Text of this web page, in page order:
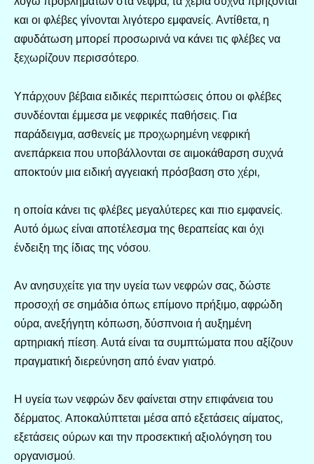
και οι φλέβες γίνονται λιγότερο εμφανείς. Αντίθετα, η
αφυδάτωση μπορεί προσωρινά να κάνει τις φλέβες να
ξεχωρίζουν περισσότερο.
Υπάρχουν βέβαια ειδικές περιπτώσεις όπου οι φλέβες
συνδέονται έμμεσα με νεφρικές παθήσεις. Για
παράδειγμα, ασθενείς με προχωρημένη νεφρική
ανεπάρκεια που υποβάλλονται σε αιμοκάθαρση συχνά
αποκτούν μια ειδική αγγειακή πρόσβαση στο χέρι,
η οποία κάνει τις φλέβες μεγαλύτερες και πιο εμφανείς.
Αυτό όμως είναι αποτέλεσμα της θεραπείας και όχι
ένδειξη της ίδιας της νόσου.
Αν ανησυχείτε για την υγεία των νεφρών σας, δώστε
προσοχή σε σημάδια όπως επίμονο πρήξιμο, αφρώδη
ούρα, ανεξήγητη κόπωση, δύσπνοια ή αυξημένη
αρτηριακή πίεση. Αυτά είναι τα συμπτώματα που αξίζουν
πραγματική διερεύνηση από έναν γιατρό.
Η υγεία των νεφρών δεν φαίνεται στην επιφάνεια του
δέρματος. Αποκαλύπτεται μέσα από εξετάσεις αίματος,
εξετάσεις ούρων και την προσεκτική αξιολόγηση του
οργανισμού.